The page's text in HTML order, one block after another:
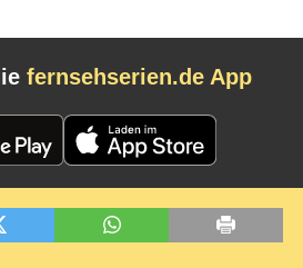
fernsehserien.de App